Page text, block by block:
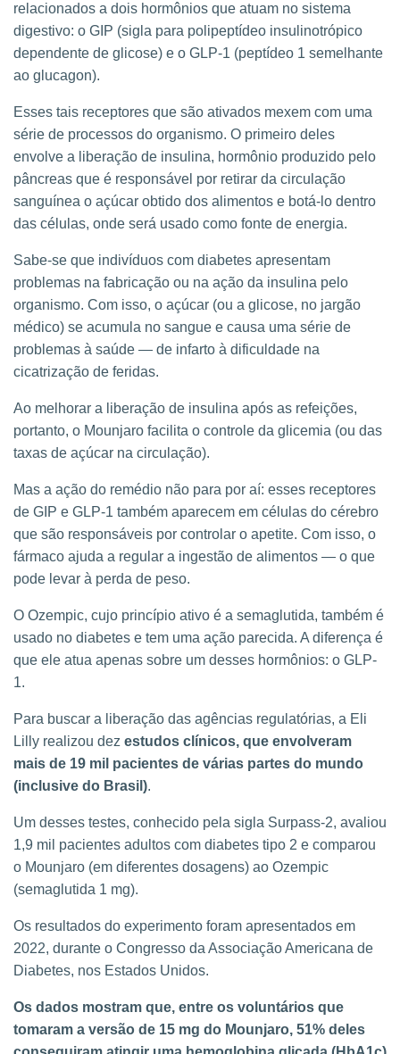
relacionados a dois hormônios que atuam no sistema
digestivo: o GIP (sigla para polipeptídeo insulinotrópico
dependente de glicose) e o GLP-1 (peptídeo 1 semelhante
ao glucagon).
Esses tais receptores que são ativados mexem com uma
série de processos do organismo. O primeiro deles
envolve a liberação de insulina, hormônio produzido pelo
pâncreas que é responsável por retirar da circulação
sanguínea o açúcar obtido dos alimentos e botá-lo dentro
das células, onde será usado como fonte de energia.
Sabe-se que indivíduos com diabetes apresentam
problemas na fabricação ou na ação da insulina pelo
organismo. Com isso, o açúcar (ou a glicose, no jargão
médico) se acumula no sangue e causa uma série de
problemas à saúde — de infarto à dificuldade na
cicatrização de feridas.
Ao melhorar a liberação de insulina após as refeições,
portanto, o Mounjaro facilita o controle da glicemia (ou das
taxas de açúcar na circulação).
Mas a ação do remédio não para por aí: esses receptores
de GIP e GLP-1 também aparecem em células do cérebro
que são responsáveis por controlar o apetite. Com isso, o
fármaco ajuda a regular a ingestão de alimentos — o que
pode levar à perda de peso.
O Ozempic, cujo princípio ativo é a semaglutida, também é
usado no diabetes e tem uma ação parecida. A diferença é
que ele atua apenas sobre um desses hormônios: o GLP-
1.
Para buscar a liberação das agências regulatórias, a Eli
Lilly realizou dez estudos clínicos, que envolveram
mais de 19 mil pacientes de várias partes do mundo
(inclusive do Brasil).
Um desses testes, conhecido pela sigla Surpass-2, avaliou
1,9 mil pacientes adultos com diabetes tipo 2 e comparou
o Mounjaro (em diferentes dosagens) ao Ozempic
(semaglutida 1 mg).
Os resultados do experimento foram apresentados em
2022, durante o Congresso da Associação Americana de
Diabetes, nos Estados Unidos.
Os dados mostram que, entre os voluntários que
tomaram a versão de 15 mg do Mounjaro, 51% deles